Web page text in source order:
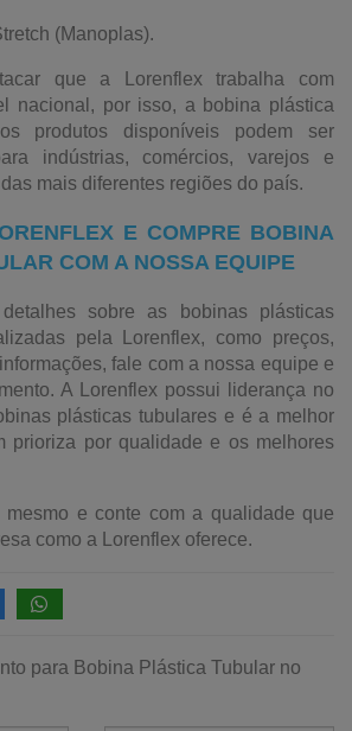
(Manoplas).
que a Lorenflex trabalha com
nacional, por isso, a bobina plástica
produtos disponíveis podem ser
indústrias, comércios, varejos e
mais diferentes regiões do país.
E COMPRE BOBINA
COM A NOSSA EQUIPE
sobre as bobinas plásticas
pela Lorenflex, como preços,
fale com a nossa equipe e
A Lorenflex possui liderança no
plásticas tubulares e é a melhor
prioriza por qualidade e os melhores
mesmo e conte com a qualidade que
como a Lorenflex oferece.
para Bobina Plástica Tubular no